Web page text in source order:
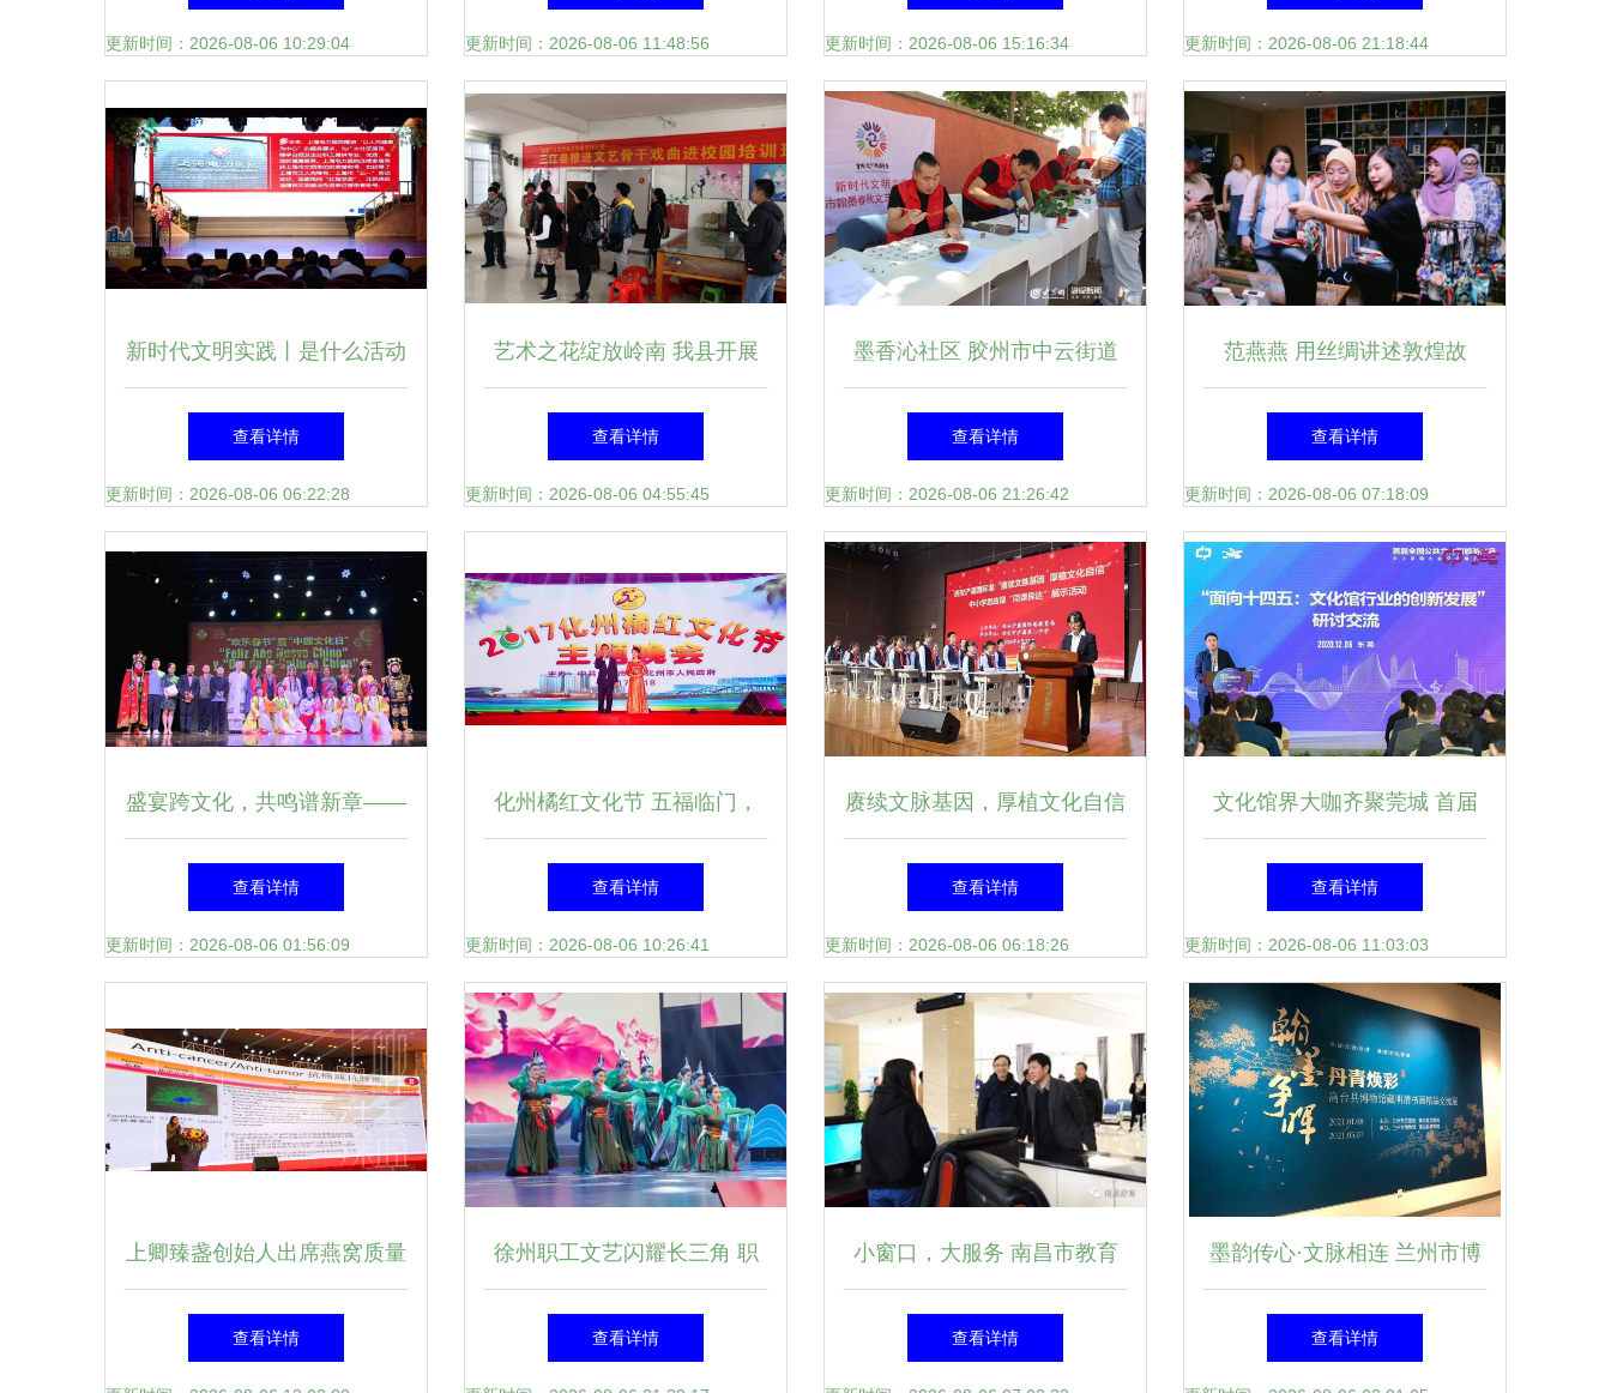
活动
更新时间：2026-08-06 10:29:04 地方繁荣
更新时间：2026-08-06 11:48:56 之文化艺术交流侧记
更新时间：2026-08-06 15:16:34 流活动深度融合
更新时间：2026-08-06 21:18:44
新时代文明实践丨是什么活动
让网红愚园路再次热闹非凡
查看详情
更新时间：2026-08-06 06:22:28
艺术之花绽放岭南 我县开展
艺术创作采风暨两广文化交流
活动
查看详情
更新时间：2026-08-06 04:55:45
墨香沁社区 胶州市中云街道
书法志愿者送作品进万家
查看详情
更新时间：2026-08-06 21:26:42
范燕燕 用丝绸讲述敦煌故
事，对话世界文化
查看详情
更新时间：2026-08-06 07:18:09
盛宴跨文化，共鸣谱新章——
哥斯达黎加“欢乐春节”暨“中国
文化日”成都艺术团文艺演出
查看详情
更新时间：2026-08-06 01:56:09
化州橘红文化节 五福临门，
匠艺传承，橘红工艺品拍出
38.5万元天价
查看详情
更新时间：2026-08-06 10:26:41
赓续文脉基因，厚植文化自信
——浐灞第二中学文化艺术交
流活动纪实
查看详情
更新时间：2026-08-06 06:18:26
文化馆界大咖齐聚莞城 首届
云上采购大会开幕，教育与文
旅融合再次深入
查看详情
更新时间：2026-08-06 11:03:03
上卿臻盏创始人出席燕窝质量
认证全球学术交流盛会，巩固
查看详情
徐州职工文艺闪耀长三角 职
工代表队在优秀文艺作品展演
查看详情
小窗口，大服务 南昌市教育
服务中心试运行，组织文化艺
查看详情
墨韵传心·文脉相连 兰州市博
物馆与高台县博物馆携手举办
查看详情